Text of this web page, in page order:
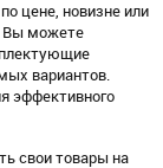
цене, новизне или
Вы можете
вариантов.
эффективного
свои товары на